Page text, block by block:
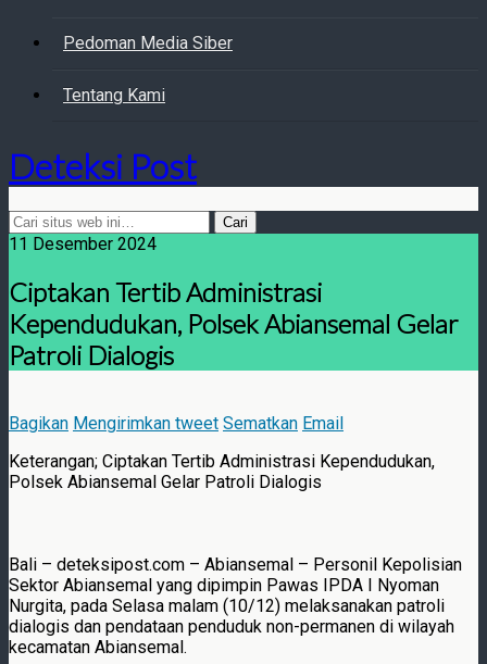
Pedoman Media Siber
Tentang Kami
Deteksi Post
11 Desember 2024
Ciptakan Tertib Administrasi
Kependudukan, Polsek Abiansemal Gelar
Patroli Dialogis
Bagikan Mengirimkan tweet Sematkan Email
Keterangan; Ciptakan Tertib Administrasi Kependudukan,
Polsek Abiansemal Gelar Patroli Dialogis
Bali – deteksipost.com – Abiansemal – Personil Kepolisian
Sektor Abiansemal yang dipimpin Pawas IPDA I Nyoman
Nurgita, pada Selasa malam (10/12) melaksanakan patroli
dialogis dan pendataan penduduk non-permanen di wilayah
kecamatan Abiansemal.